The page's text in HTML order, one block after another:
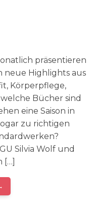
präsentieren
Highlights aus
Körperpflege,
Bücher sind
eine Saison in
zu richtigen
Silvia Wolf und
[…]